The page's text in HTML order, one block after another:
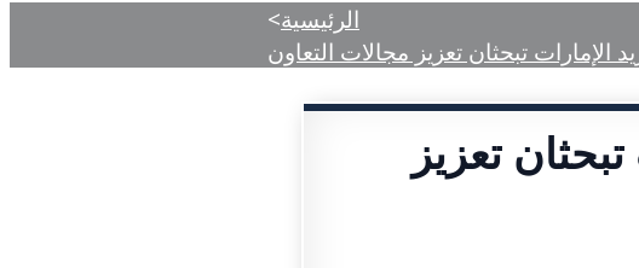
الرئيسية>
الإمارات تبحثان تعزيز مجالات التعاون
تعزيز